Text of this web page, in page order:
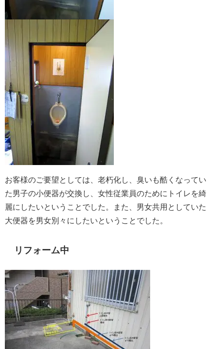
お客様のご要望としては、老朽化し、臭いも酷くなってい
た男子の小便器が交換し、女性従業員のためにトイレを綺
麗にしたいということでした。また、男女共用としていた
大便器を男女別々にしたいということでした。
リフォーム中